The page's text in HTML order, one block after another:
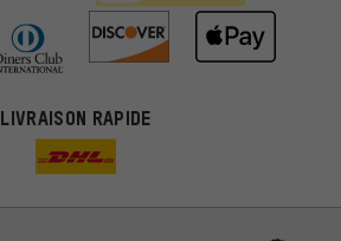
LIVRAISON RAPIDE